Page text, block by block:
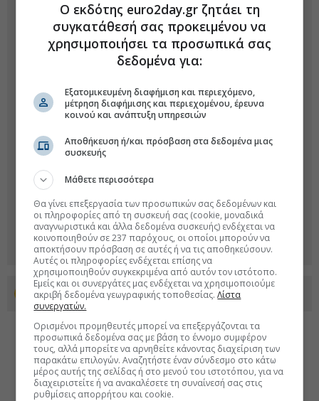
Προσθέστε το euro2day.gr στο Discover
Ο εκδότης euro2day.gr ζητάει τη
συγκατάθεσή σας προκειμένου να
χρησιμοποιήσει τα προσωπικά σας
δεδομένα για:
Εξατομικευμένη διαφήμιση και περιεχόμενο,
μέτρηση διαφήμισης και περιεχομένου, έρευνα
κοινού και ανάπτυξη υπηρεσιών
Αποθήκευση ή/και πρόσβαση στα δεδομένα μιας
συσκευής
Μάθετε περισσότερα
Θα γίνει επεξεργασία των προσωπικών σας δεδομένων και
οι πληροφορίες από τη συσκευή σας (cookie, μοναδικά
αναγνωριστικά και άλλα δεδομένα συσκευής) ενδέχεται να
κοινοποιηθούν σε 237 παρόχους, οι οποίοι μπορούν να
αποκτήσουν πρόσβαση σε αυτές ή να τις αποθηκεύσουν.
Αυτές οι πληροφορίες ενδέχεται επίσης να
χρησιμοποιηθούν συγκεκριμένα από αυτόν τον ιστότοπο.
Εμείς και οι συνεργάτες μας ενδέχεται να χρησιμοποιούμε
ακριβή δεδομένα γεωγραφικής τοποθεσίας.Λίστα
συνεργατών.
Ορισμένοι προμηθευτές μπορεί να επεξεργάζονται τα
προσωπικά δεδομένα σας με βάση το έννομο συμφέρον
τους, αλλά μπορείτε να αρνηθείτε κάνοντας διαχείριση των
παρακάτω επιλογών. Αναζητήστε έναν σύνδεσμο στο κάτω
μέρος αυτής της σελίδας ή στο μενού του ιστοτόπου, για να
διαχειριστείτε ή να ανακαλέσετε τη συναίνεσή σας στις
ρυθμίσεις απορρήτου και cookie.